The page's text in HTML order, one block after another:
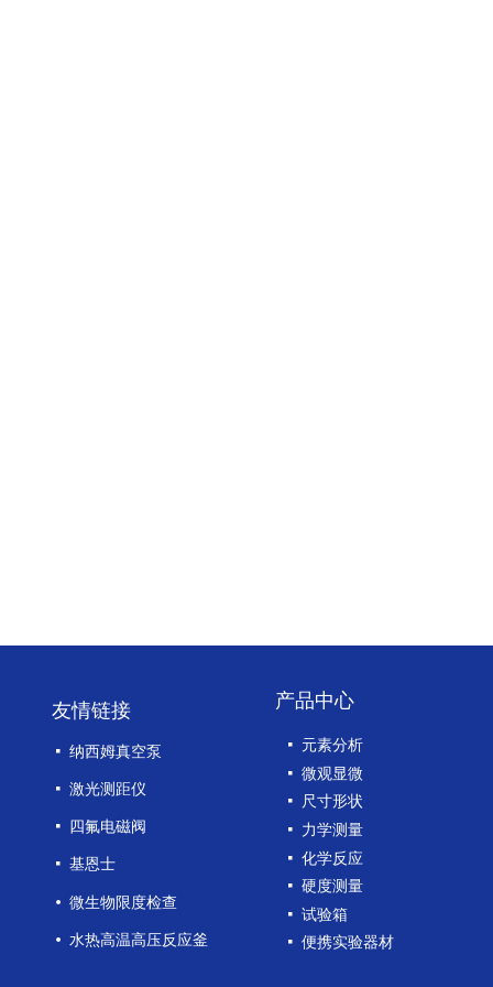
友情链接
넷 元素分析
넷 微观显微
넷 尺寸形状
넷 力学测量
넷 化学反应
넷 硬度测量
넷 试验箱
넷 便携实验器材
产品中心
넷 纳西姆真空泵
넷 激光测距仪
넷 四氟电磁阀
넷 基恩士
넸 微生物限度检查
넸 水热高温高压反应釜